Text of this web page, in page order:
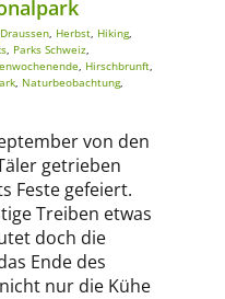
, Herbst, Hiking,
, Parks Schweiz,
, Hirschbrunft,
, Naturbeobachtung,
von den
getrieben
Feste gefeiert.
Treiben etwas
doch die
Ende des
nur die Kühe